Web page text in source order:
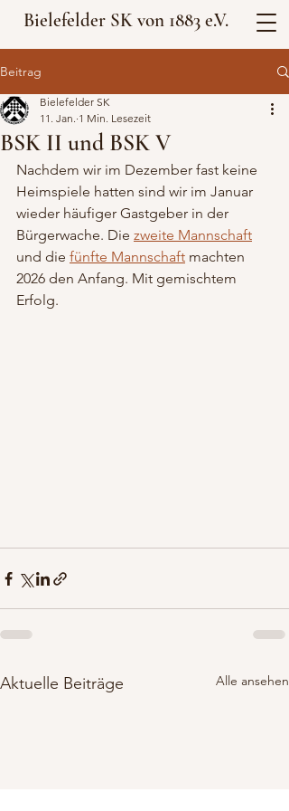
Bielefelder SK von 1883 e.V.
Beitrag
BSK II und BSK V
Bielefelder SK
11. Jan. 1 Min. Lesezeit
Nachdem wir im Dezember fast keine
Heimspiele hatten sind wir im Januar
wieder häufiger Gastgeber in der
Bürgerwache. Die zweite Mannschaft
und die fünfte Mannschaft machten
2026 den Anfang. Mit gemischtem
Erfolg.
Aktuelle Beiträge Alle ansehen